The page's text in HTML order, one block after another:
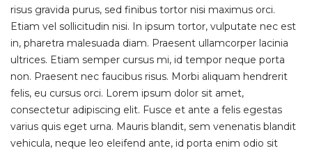
risus gravida purus, sed finibus tortor nisi maximus orci.
Etiam vel sollicitudin nisi. In ipsum tortor, vulputate nec est
in, pharetra malesuada diam. Praesent ullamcorper lacinia
ultrices. Etiam semper cursus mi, id tempor neque porta
non. Praesent nec faucibus risus. Morbi aliquam hendrerit
felis, eu cursus orci. Lorem ipsum dolor sit amet,
consectetur adipiscing elit. Fusce et ante a felis egestas
varius quis eget urna. Mauris blandit, sem venenatis blandit
vehicula, neque leo eleifend ante, id porta enim odio sit